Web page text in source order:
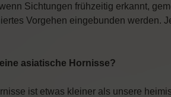
Sichtungen frühzeitig erkannt,
Vorgehen eingebunden werden.
asiatische Hornisse?
ist etwas kleiner als unsere